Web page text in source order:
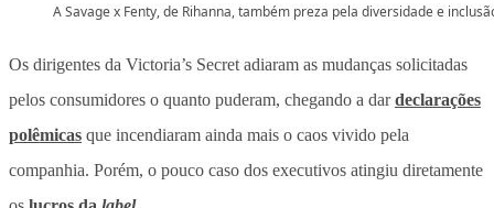
A Savage x Fenty, de Rihanna, também preza pela diversidade e
Os dirigentes da Victoria’s Secret adiaram as mudanças solicitadas
pelos consumidores o quanto puderam, chegando a dardeclarações
polêmicas que incendiaram ainda mais o caos vivido pela
companhia. Porém, o pouco caso dos executivos atingiu diretamente